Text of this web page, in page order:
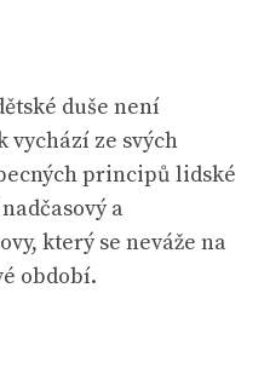
duše není
vychází ze svých
principů lidské
a
který se neváže na
období.